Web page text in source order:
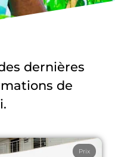
dernières
de
Prix